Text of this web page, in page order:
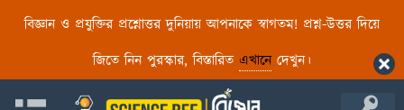
বিজ্ঞান ও প্রযুক্তির প্রশ্নোত্তর দুনিয়ায় আপনাকে স্বাগতম! প্রশ্ন-উত্তর দিয়ে
জিতে নিন পুরস্কার, বিস্তারিত এখানেদেখুন।